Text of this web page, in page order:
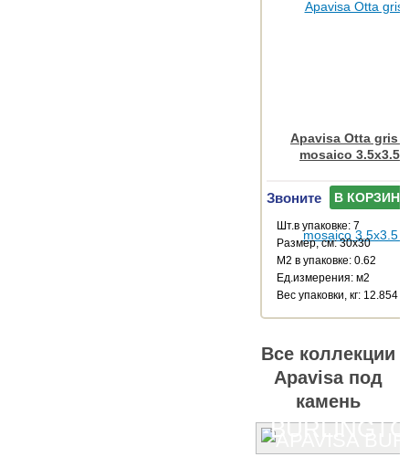
Apavisa Otta gris
mosaico 3.5x3.5
Звоните В КОРЗИНУ
Шт.в упаковке: 7
Размер, см: 30x30
М2 в упаковке: 0.62
Ед.измерения: м2
Веc упаковки, кг: 12.854
Все коллекции
Apavisa под
камень